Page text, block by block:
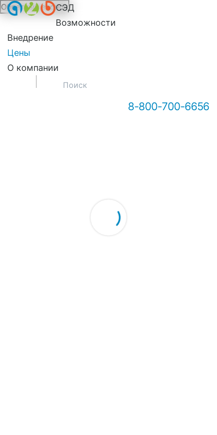
Обратный звонок
Онлайн-консультация А2Б
СЭД
Возможности
Внедрение
Цены
О компании
8-800-700-6656